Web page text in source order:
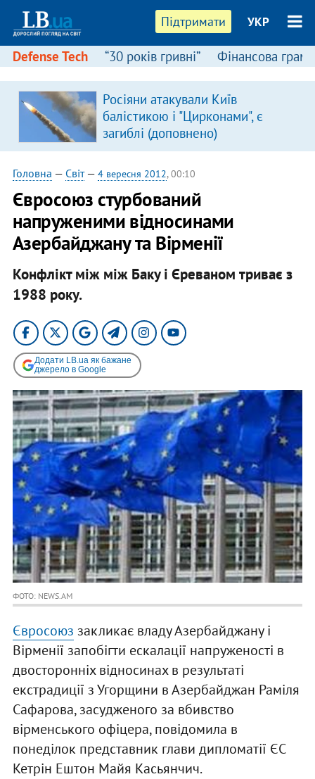
Підтримати УКР
Defense Tech “30 років гривні” Фінансова
Росіяни атакували Київ
балістикою і "Цирконами", є
загиблі (доповнено)
Головна — Світ— 4 вересня 2012, 00:10
Євросоюз стурбований
напруженими відносинами
Азербайджану та Вірменії
Конфлікт між між Баку і Єреваном триває з
1988 року.
Додати LB.ua як бажане
джерело в Google
ФОТО: NEWS.AM
Євросоюз закликає владу Азербайджану і
Вірменії запобігти ескалації напруженості в
двосторонніх відносинах в результаті
екстрадиції з Угорщини в Азербайджан Раміля
Сафарова, засудженого за вбивство
вірменського офіцера, повідомила в
понеділок представник глави дипломатії ЄС
Кетрін Ештон Майя Касьянчич.